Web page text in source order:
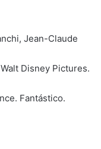
Jean-Claude
Disney Pictures.
Fantástico.